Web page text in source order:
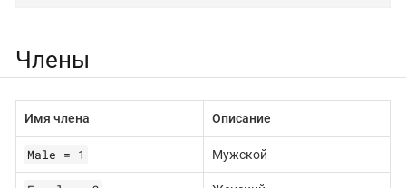
Члены
Имя члена Описание
Male = 1 Мужской